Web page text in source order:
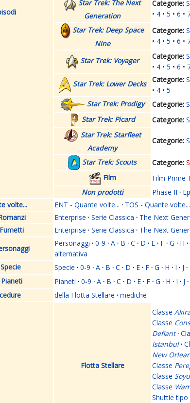
Star Trek: The Next
Generation
4
5 6
Star Trek: Deep Space
Nine
4
5 6
Star Trek: Voyager
4
5 6
Star Trek: Lower Decks
4
5
Star Trek: Prodigy
Star Trek: Picard
Star Trek: Starfleet
Academy
Star Trek: Scouts
Film
Film Prime
Non prodotti
Phase II ·
volte...
ENT - Quante volte... · TOS - Quante volte...
Enterprise · Serie Classica · The Next
Fumetti
Enterprise · Serie Classica · The Next
Personaggi · 0-9 · A · B · C · D · E · F · G · H ·
alternativa
Specie
Specie · 0-9 · A · B · C · D · E · F · G · H · I · J ·
Pianeti
Pianeti · 0-9 · A · B · C · D · E · F · G · H · I · J ·
della Flotta Stellare · mediche
Flotta Stellare
Classe
Classe
Defiant ·
Istanbul ·
New
Classe
Classe
Classe
Shuttle tipo